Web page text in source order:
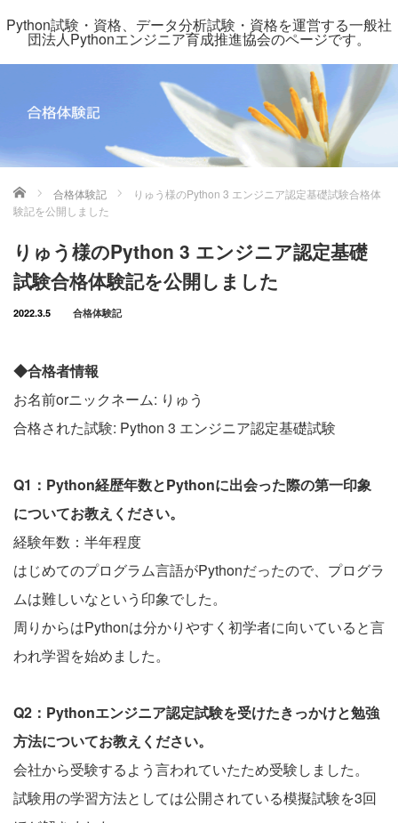
Python試験・資格、データ分析試験・資格を運営する一般社
団法人Pythonエンジニア育成推進協会のページです。
ホーム 合格体験記
りゅう様のPython 3 エンジニア認定基礎試験合格体
験記を公開しました
りゅう様のPython 3 エンジニア認定基礎
試験合格体験記を公開しました
2022.3.5 合格体験記
◆合格者情報
お名前orニックネーム: りゅう
合格された試験: Python 3 エンジニア認定基礎試験
Q1：Python経歴年数とPythonに出会った際の第一印象
についてお教えください。
経験年数：半年程度
はじめてのプログラム言語がPythonだったので、プログラ
ムは難しいなという印象でした。
周りからはPythonは分かりやすく初学者に向いていると言
われ学習を始めました。
Q2：Pythonエンジニア認定試験を受けたきっかけと勉強
方法についてお教えください。
会社から受験するよう言われていたため受験しました。
試験用の学習方法としては公開されている模擬試験を3回